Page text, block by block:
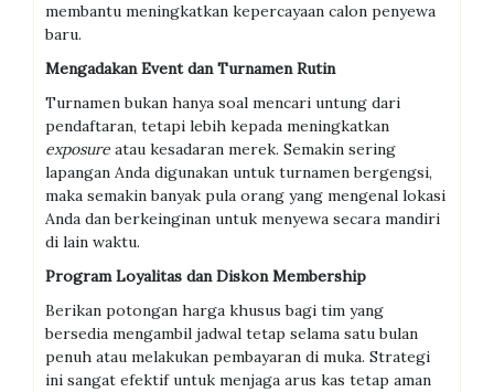
membantu meningkatkan kepercayaan calon penyewa
baru.
Mengadakan Event dan Turnamen Rutin
Turnamen bukan hanya soal mencari untung dari
pendaftaran, tetapi lebih kepada meningkatkan
exposure atau kesadaran merek. Semakin sering
lapangan Anda digunakan untuk turnamen bergengsi,
maka semakin banyak pula orang yang mengenal lokasi
Anda dan berkeinginan untuk menyewa secara mandiri
di lain waktu.
Program Loyalitas dan Diskon Membership
Berikan potongan harga khusus bagi tim yang
bersedia mengambil jadwal tetap selama satu bulan
penuh atau melakukan pembayaran di muka. Strategi
ini sangat efektif untuk menjaga arus kas tetap aman